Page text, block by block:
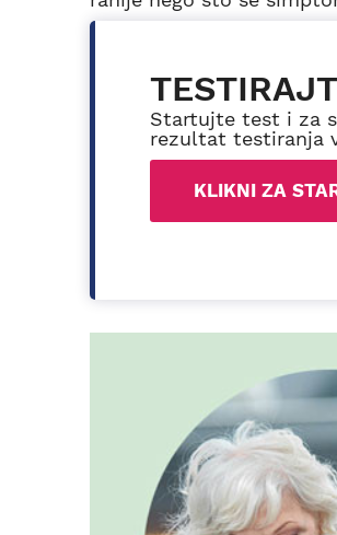
Startujte test i za
rezultat testiranja
KLIKNI ZA